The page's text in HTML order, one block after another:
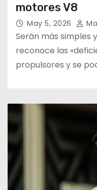
motores V8
May 5, 2026
Serán más simples
reconoce las
propulsores y se